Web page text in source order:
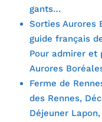
gants…
Sorties Aurores
guide français
Pour admirer et
Aurores
Ferme de
des Rennes,
Déjeuner